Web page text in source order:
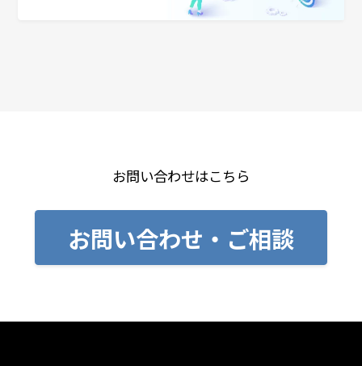
お問い合わせはこちら
お問い合わせ・ご相談